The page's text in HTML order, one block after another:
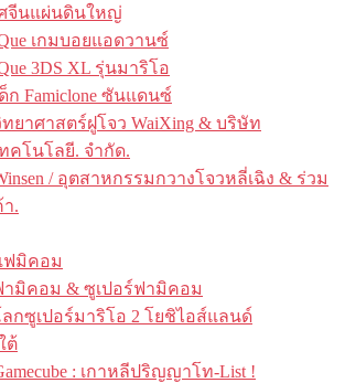
จีนแผ่นดินใหญ่
เกมบอยแอดวานซ์
3DS XL รุ่นมาริโอ
ด็ก Famiclone ซันแดนซ์
ยาศาสตร์ฝูโจว WaiXing & บริษัท
ทคโนโลยี. จำกัด.
/ อุตสาหกรรมกวางโจวหลี่เฉิง & ร่วม
า.
ฟมิคอม
ามิคอม & ซูเปอร์ฟามิคอม
กซูเปอร์มาริโอ 2 โยชิไอส์แลนด์
ต้
: เกาหลีปริญญาโท-List !